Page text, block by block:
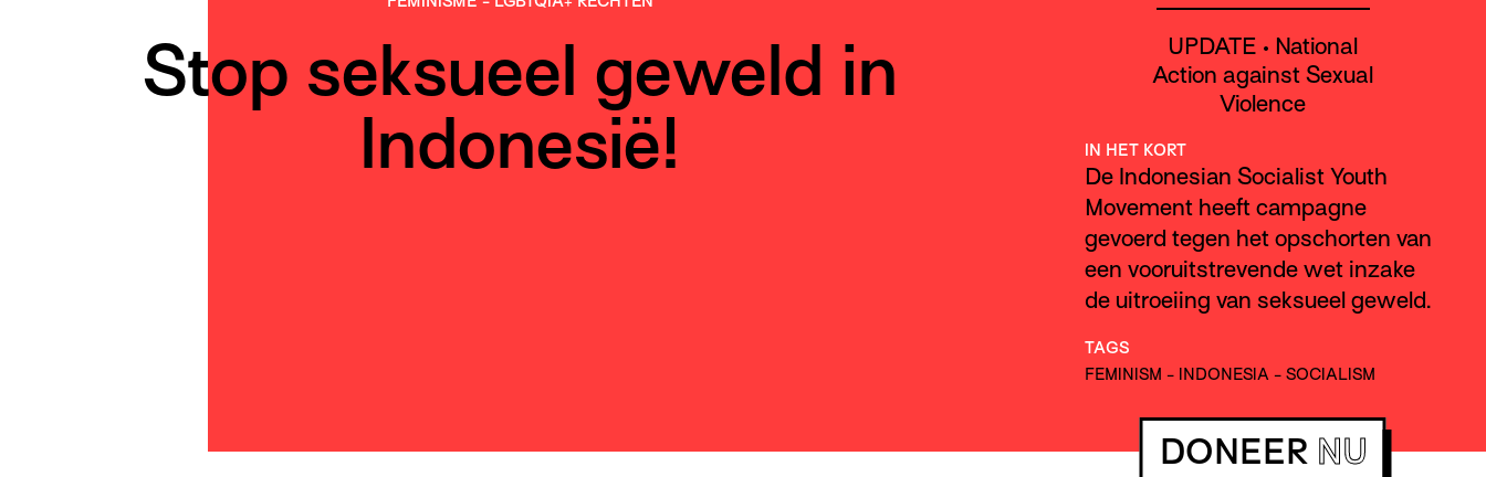
Stop seksueel geweld in
Indonesië!
UPDATE • National
Action against Sexual
Violence
IN HET KORT
De Indonesian Socialist Youth
Movement heeft campagne
gevoerd tegen het opschorten van
een vooruitstrevende wet inzake
de uitroeiing van seksueel geweld.
TAGS
FEMINISM - INDONESIA - SOCIALISM
DONEER NU